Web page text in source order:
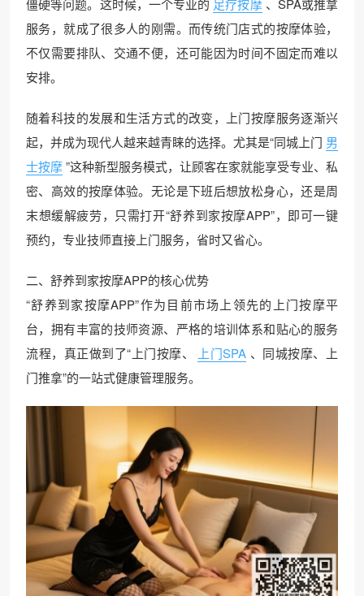
僵硬等问题。这时候，一个专业的 足疗按摩 、SPA或推拿
服务，就成了很多人的刚需。而传统门店式的按摩体验，
不仅需要排队、交通不便，还可能因为时间不固定而难以
安排。
随着科技的发展和生活方式的改变，上门按摩服务逐渐兴
起，并成为现代人越来越青睐的选择。尤其是“同城上门 男
士按摩”这种新型服务模式，让顾客在家就能享受专业、私
密、高效的按摩体验。无论是下班后想放松身心，还是周
末想缓解疲劳，只需打开“舒养到家按摩APP”，即可一键
预约，专业技师直接上门服务，省时又省心。
二、舒养到家按摩APP的核心优势
“舒养到家按摩APP”作为目前市场上领先的上门按摩平
台，拥有丰富的技师资源、严格的培训体系和贴心的服务
流程，真正做到了“上门按摩、
上门SPA 、同城按摩、上
门推拿”的一站式健康管理服务。